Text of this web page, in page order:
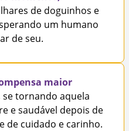
de doguinhos e
um humano
de seu.
maior
se tornando aquela
e saudável depois de
de cuidado e carinho.